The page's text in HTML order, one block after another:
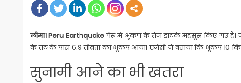
लीमा।Peru Earthquakeपेरू में भूकंप के तेज झटके महसूस किए गए हैं।
के तट के पास 6.9 तीव्रता का भूकंप आया। एजेंसी ने बताया कि भूकंप 10
सुनामी आने का भी खतरा